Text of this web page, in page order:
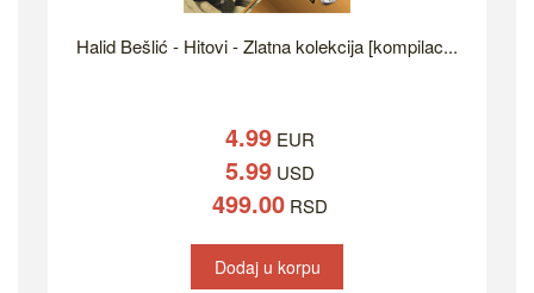
Halid Bešlić - Hitovi - Zlatna kolekcija [kompilac...
4.99 EUR
5.99 USD
499.00 RSD
Dodaj u korpu